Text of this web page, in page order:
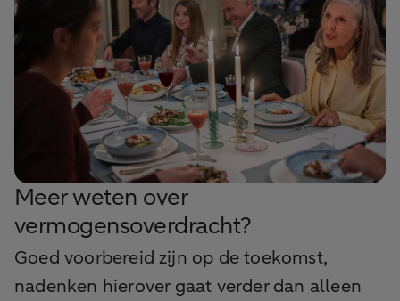
Meer weten over
vermogensoverdracht?
Goed voorbereid zijn op de toekomst,
nadenken hierover gaat verder dan alleen